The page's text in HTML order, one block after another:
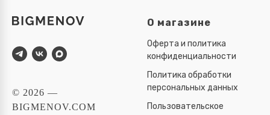
© 2026 —
BIGMENOV.COM
О магазине
Оферта и политика
конфиденциальности
Политика обработки
персональных данных
Пользовательское